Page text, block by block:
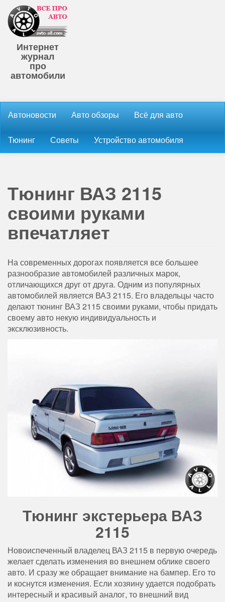
Интернет
журнал
про
автомобили
Автоновости Авто обзоры Всё для авто
Тюнинг Советы Устройство автомобиля
Тюнинг ВАЗ 2115
своими руками
впечатляет
На современных дорогах появляется все большее
разнообразие автомобилей различных марок,
отличающихся друг от друга. Одним из популярных
автомобилей является ВАЗ 2115. Его владельцы часто
делают тюнинг ВАЗ 2115 своими руками, чтобы придать
своему авто некую индивидуальность и
эксклюзивность.
Тюнинг экстерьера ВАЗ
2115
Новоиспеченный владелец ВАЗ 2115 в первую очередь
желает сделать изменения во внешнем облике своего
авто. И сразу же обращает внимание на бампер. Его то
и коснутся изменения. Если хозяину удается подобрать
интересный и красивый аналог, то внешний вид